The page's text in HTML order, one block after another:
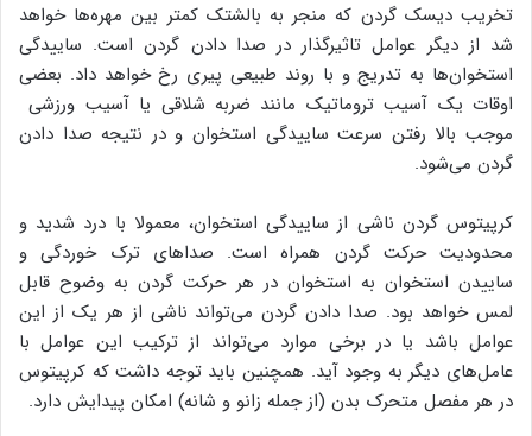
تخریب دیسک گردن که منجر به بالشتک کمتر بین مهره‌ها خواهد
شد از دیگر عوامل تاثیرگذار در صدا دادن گردن است. ساییدگی
استخوان‌ها به تدریج و با روند طبیعی پیری رخ خواهد داد. بعضی
اوقات یک آسیب تروماتیک مانند ضربه شلاقی یا آسیب ورزشی
موجب بالا رفتن سرعت ساییدگی استخوان و در نتیجه صدا دادن
گردن می‌شود.
کرپیتوس گردن ناشی از ساییدگی استخوان، معمولا با درد شدید و
محدودیت حرکت گردن همراه است. صداهای ترک خوردگی و
ساییدن استخوان به استخوان در هر حرکت گردن به وضوح قابل
لمس خواهد بود. صدا دادن گردن می‌تواند ناشی از هر یک از این
عوامل باشد یا در برخی موارد می‌تواند از ترکیب این عوامل با
عامل‌های دیگر به وجود آید. همچنین باید توجه داشت که کرپیتوس
در هر مفصل متحرک بدن (از جمله زانو و شانه) امکان پیدایش دارد.